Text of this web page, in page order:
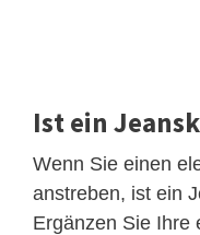
Ist ein
Wenn Sie einen
anstreben, ist ein
Ergänzen Sie Ihre